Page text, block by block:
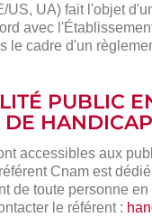
US, UA) fait l'objet
avec
le cadre d'un
PUBLIC
DE HANDICAP
accessibles aux
Cnam est
de toute personne
le référent :